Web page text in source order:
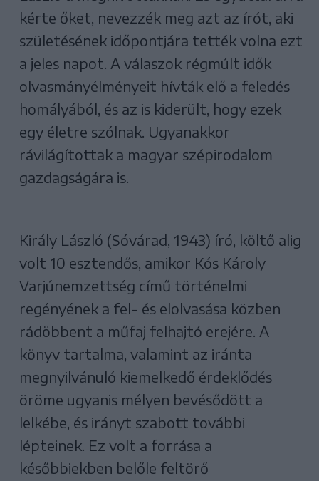
kérte őket, nevezzék meg azt az írót, aki
születésének időpontjára tették volna ezt
a jeles napot. A válaszok régmúlt idők
olvasmányélményeit hívták elő a feledés
homályából, és az is kiderült, hogy ezek
egy életre szólnak. Ugyanakkor
rávilágítottak a magyar szépirodalom
gazdagságára is.
Király László (Sóvárad, 1943) író, költő alig
volt 10 esztendős, amikor Kós Károly
Varjúnemzettség című történelmi
regényének a fel- és elolvasása közben
rádöbbent a műfaj felhajtó erejére. A
könyv tartalma, valamint az iránta
megnyilvánuló kiemelkedő érdeklődés
öröme ugyanis mélyen bevésődött a
lelkébe, és irányt szabott további
lépteinek. Ez volt a forrása a
későbbiekben belőle feltörő